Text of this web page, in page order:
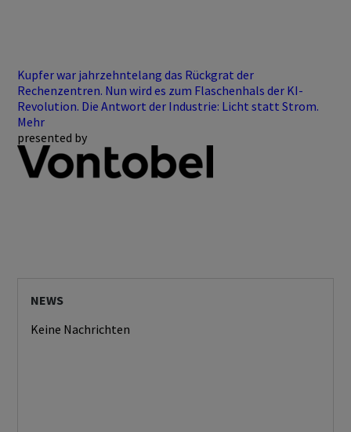
Kupfer war jahrzehntelang das Rückgrat der
Rechenzentren. Nun wird es zum Flaschenhals der KI-
Revolution. Die Antwort der Industrie: Licht statt Strom.
Mehr
presented by
NEWS
Keine Nachrichten